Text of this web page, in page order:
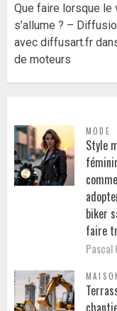
Que faire lorsque le
s’allume ? –
avec diffusart.fr
de moteurs
MODE
Style
biker
faire
Pascal